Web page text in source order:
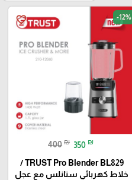
favorite_border -12%
400 ₪ 350 ₪
TRUST Pro Blender BL829 /
خلاط كهربائي ستانلس مع عجل